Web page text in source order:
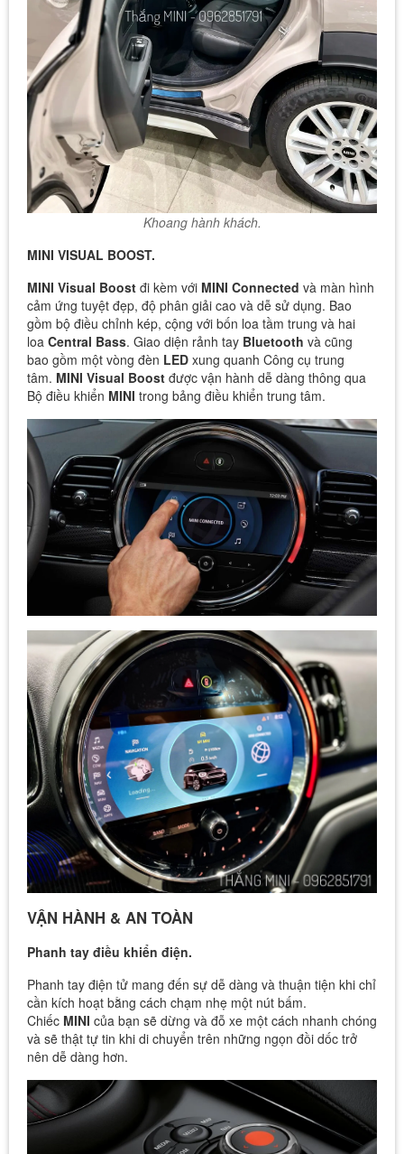
Khoang hành khách.
MINI VISUAL BOOST.
MINI Visual Boost đi kèm với MINI Connected và màn hình
cảm ứng tuyệt đẹp, độ phân giải cao và dễ sử dụng. Bao
gồm bộ điều chỉnh kép, cộng với bốn loa tầm trung và hai
loa Central Bass. Giao diện rảnh tay Bluetooth và cũng
bao gồm một vòng đèn LED xung quanh Công cụ trung
tâm. MINI Visual Boost được vận hành dễ dàng thông qua
Bộ điều khiển MINI trong bảng điều khiển trung tâm.
VẬN HÀNH & AN TOÀN
Phanh tay điều khiển điện.
Phanh tay điện tử mang đến sự dễ dàng và thuận tiện khi chỉ
cần kích hoạt bằng cách chạm nhẹ một nút bấm.
Chiếc MINI của bạn sẽ dừng và đỗ xe một cách nhanh chóng
và sẽ thật tự tin khi di chuyển trên những ngọn đồi dốc trở
nên dễ dàng hơn.